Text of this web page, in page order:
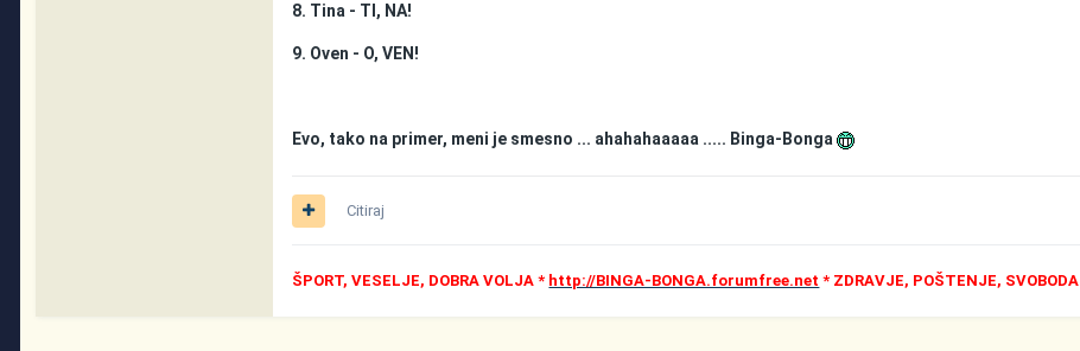
8. Tina - TI, NA!
9. Oven - O, VEN!
Evo, tako na primer, meni je smesno ... ahahahaaaaa ..... Binga-Bonga
Citiraj
ŠPORT, VESELJE, DOBRA VOLJA * http://BINGA-BONGA.forumfree.net * ZDRAVJE, POŠTENJE, SVOBODA